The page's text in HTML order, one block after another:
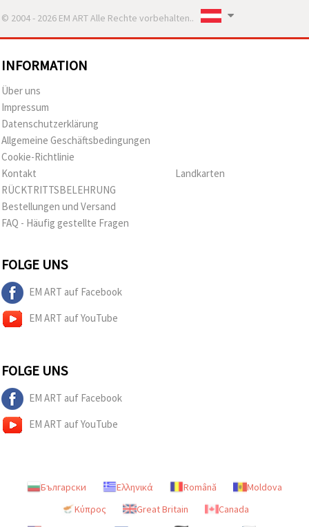
© 2004 - 2026 EM ART Alle Rechte vorbehalten..
INFORMATION
Über uns
Impressum
Datenschutzerklärung
Allgemeine Geschäftsbedingungen
Cookie-Richtlinie
Kontakt
RÜCKTRITTSBELEHRUNG
Bestellungen und Versand
FAQ - Häufig gestellte Fragen
Landkarten
FOLGE UNS
EM ART auf Facebook
EM ART auf YouTube
FOLGE UNS
EM ART auf Facebook
EM ART auf YouTube
Български Ελληνικά Română
Moldova
Κύπρος
Great Britain
Canada